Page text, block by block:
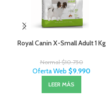
Royal Canin X-Small Adult 1 Kg
Normal$10.750
Oferta Web $9.990
LEER MÁS